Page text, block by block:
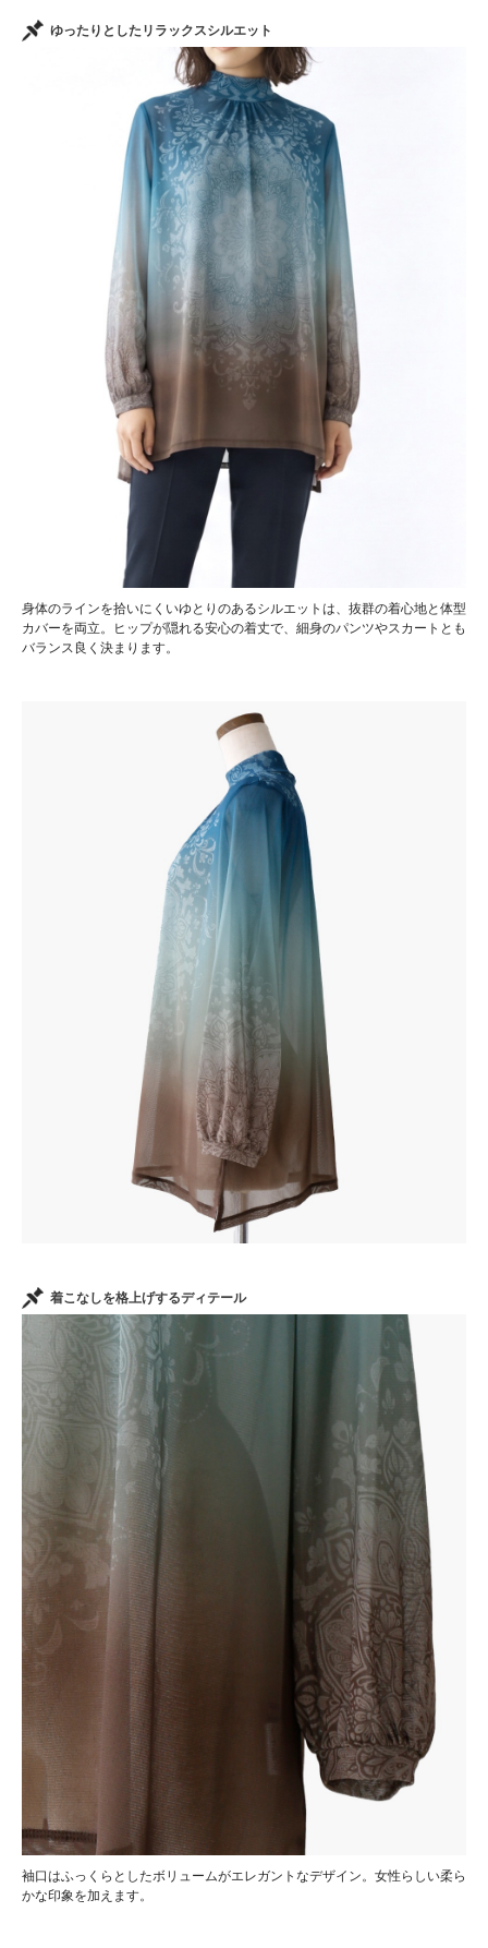
ゆったりとしたリラックスシルエット
身体のラインを拾いにくいゆとりのあるシルエットは、抜群の着心地と体型
カバーを両立。ヒップが隠れる安心の着丈で、細身のパンツやスカートとも
バランス良く決まります。
着こなしを格上げするディテール
袖口はふっくらとしたボリュームがエレガントなデザイン。女性らしい柔ら
かな印象を加えます。